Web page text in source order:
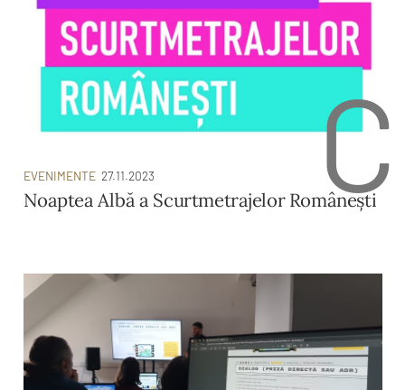
EVENIMENTE 27.11.2023
Noaptea Albă a Scurtmetrajelor Românești